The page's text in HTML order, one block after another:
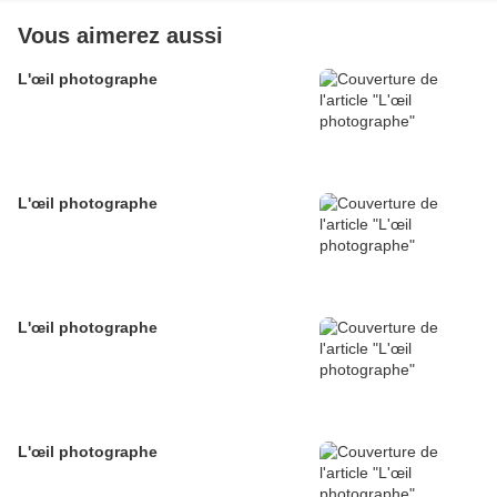
Vous aimerez aussi
L'œil photographe
L'œil photographe
L'œil photographe
L'œil photographe